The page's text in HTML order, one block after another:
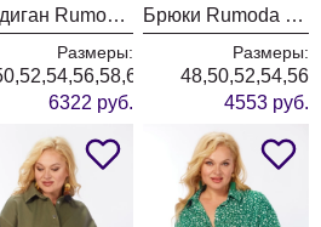
Кардиган Rumoda 2019 экрю
Размеры:
6322 руб.
Брюки Rumoda 2289 черные
Размеры:
48,50,52,54,56
4553 руб.